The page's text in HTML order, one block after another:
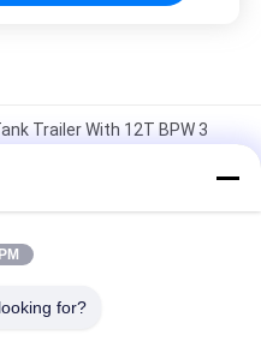
Trailer With 12T BPW 3
Alloy Petroleum Mobile Fuel
Oil Tank Trailer , Light
for?